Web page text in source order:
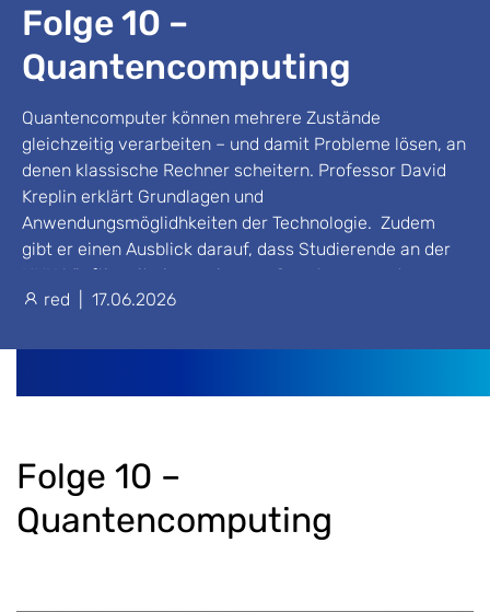
Folge 10 –
Quantencomputing
Quantencomputer können mehrere Zustände
gleichzeitig verarbeiten – und damit Probleme lösen, an
denen klassische Rechner scheitern. Professor David
Kreplin erklärt Grundlagen und
Anwendungsmöglidhkeiten der Technologie. Zudem
gibt er einen Ausblick darauf, dass Studierende an der
HHN künftig mit einem eigenen Quantencomputer
arbeiten können.
red 17.06.2026
Folge 10 –
Quantencomputing